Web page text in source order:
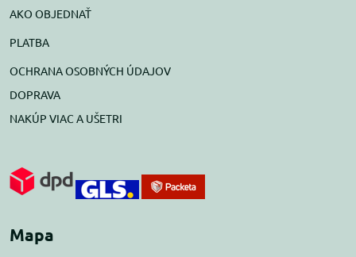
AKO OBJEDNAŤ
PLATBA
OCHRANA OSOBNÝCH ÚDAJOV
DOPRAVA
NAKÚP VIAC A UŠETRI
Mapa